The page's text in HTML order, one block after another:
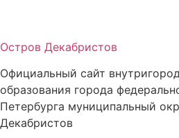
Остров Декабристов
Официальный сайт
образования города
Петербурга муниципальный
Декабристов